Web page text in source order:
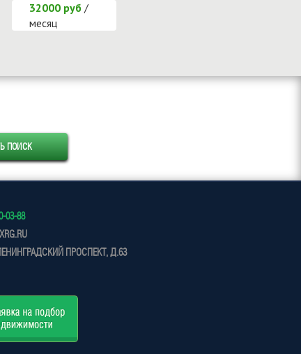
32000 руб /
месяц
03-88
ПРОСПЕКТ, Д.63